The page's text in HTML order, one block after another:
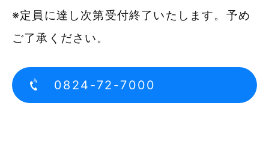
※定員に達し次第受付終了いたします。予め
ご了承ください。
0824-72-7000